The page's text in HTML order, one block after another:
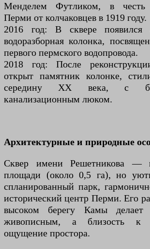
Менделем Футликом, в честь
Перми от колчаковцев в 1919 году.
2016 год: В сквере появился
водоразборная колонка,
первого пермского водопровода.
2018 год: После
открыт памятник колонке,
середину XX века, с
канализационным люком.
Архитектурные и природные
Сквер имени Решетникова —
площади (около 0,5 га), но
спланированный парк,
исторический центр Перми. Его
высоком берегу Камы делает
живописным, а близость к
ощущение простора.